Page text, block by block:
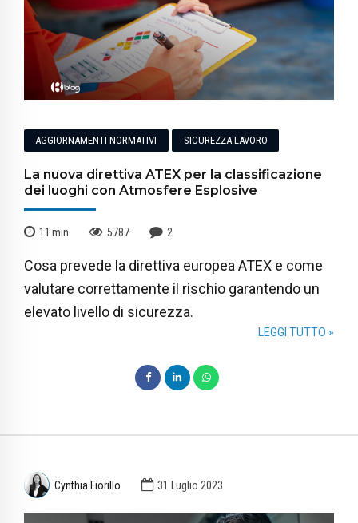
AGGIORNAMENTI NORMATIVI SICUREZZA LAVORO
La nuova direttiva ATEX per la classificazione
dei luoghi con Atmosfere Esplosive
11 min 5787 2
Cosa prevede la direttiva europea ATEX e come
valutare correttamente il rischio garantendo un
elevato livello di sicurezza.
LEGGI TUTTO »
Cynthia Fiorillo 31 Luglio 2023